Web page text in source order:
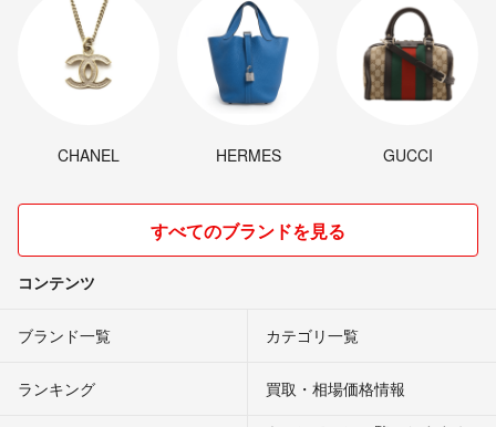
CHANEL HERMES GUCCI
すべてのブランドを見る
コンテンツ
ブランド一覧 カテゴリ一覧
ランキング 買取・相場価格情報